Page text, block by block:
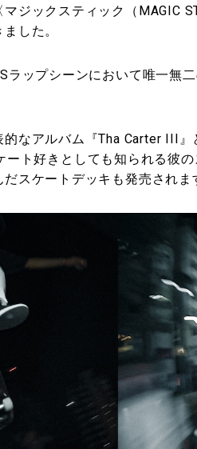
ジックスティック（MAGIC
した。
ラップシーンにおいて唯一無
なアルバム『Tha Carter III
ート好きとしても知られる彼
スケートデッキも発売されま